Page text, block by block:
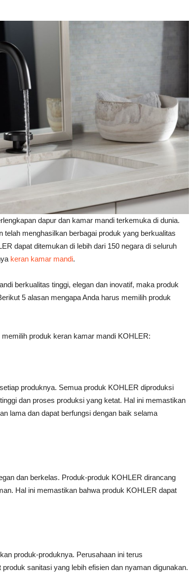
dapur dan kamar mandi terkemuka di dunia.
telah menghasilkan berbagai produk yang berkualitas
dapat ditemukan di lebih dari 150 negara di seluruh
keran kamar mandi.
berkualitas tinggi, elegan dan inovatif, maka produk
5 alasan mengapa Anda harus memilih produk
produk keran kamar mandi KOHLER:
produknya. Semua produk KOHLER diproduksi
dan proses produksi yang ketat. Hal ini memastikan
lama dan dapat berfungsi dengan baik selama
dan berkelas. Produk-produk KOHLER dirancang
Hal ini memastikan bahwa produk KOHLER dapat
produk-produknya. Perusahaan ini terus
sanitasi yang lebih efisien dan nyaman digunakan.